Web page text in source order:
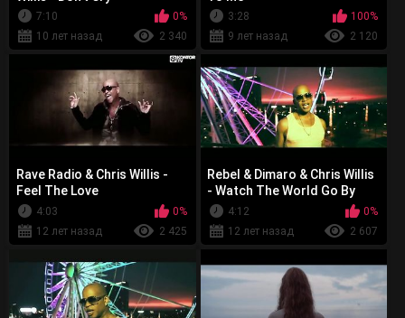
7:10
0%
10 лет назад
2 340
3:28
100%
9 лет назад
2 120
Rave Radio & Chris Willis -
Feel The Love
4:03
0%
12 лет назад
2 425
Rebel & Dimaro & Chris Willis
- Watch The World Go By
4:12
0%
12 лет назад
2 607